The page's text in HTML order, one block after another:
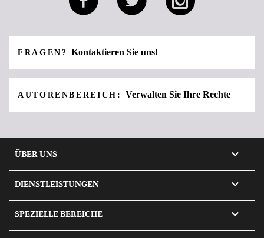
FRAGEN?Kontaktieren Sie uns!
AUTORENBEREICH: Verwalten Sie Ihre Rechte
ÜBER UNS 
DIENSTLEISTUNGEN 
SPEZIELLE BEREICHE 